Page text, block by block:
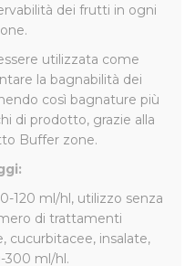
dei frutti in ogni
utilizzata come
la bagnabilità dei
così bagnature più
di prodotto, grazie alla
Buffer zone.
120 ml/hl, utilizzo senza
di trattamenti
cucurbitacee, insalate,
300 ml/hl.